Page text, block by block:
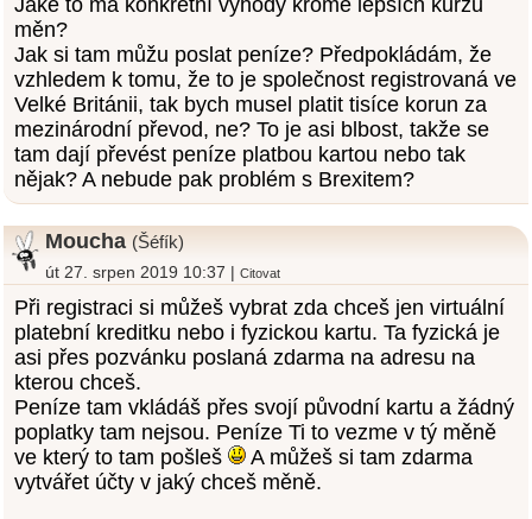
Jaké to má konkrétní výhody kromě lepších kurzů
měn?
Jak si tam můžu poslat peníze? Předpokládám, že
vzhledem k tomu, že to je společnost registrovaná ve
Velké Británii, tak bych musel platit tisíce korun za
mezinárodní převod, ne? To je asi blbost, takže se
tam dají převést peníze platbou kartou nebo tak
nějak? A nebude pak problém s Brexitem?
Moucha (Šéfík)
út 27. srpen 2019 10:37 | Citovat
Při registraci si můžeš vybrat zda chceš jen virtuální
platební kreditku nebo i fyzickou kartu. Ta fyzická je
asi přes pozvánku poslaná zdarma na adresu na
kterou chceš.
Peníze tam vkládáš přes svojí původní kartu a žádný
poplatky tam nejsou. Peníze Ti to vezme v tý měně
ve který to tam pošleš
A můžeš si tam zdarma
vytvářet účty v jaký chceš měně.